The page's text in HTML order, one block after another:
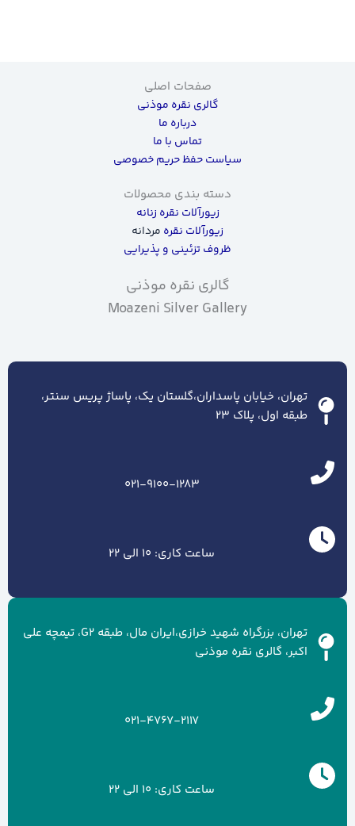
صفحات اصلی
گالری نقره موذنی
درباره ما
تماس با ما
سیاست حفظ حریم خصوصی
دسته بندی محصولات
زیورآلات نقره زنانه
زیورآلات نقره مردانه
ظروف تزئینی و پذیرایی
گالری نقره موذنی
Moazeni Silver Gallery
تهران، خیابان پاسداران،گلستان یک، پاساژ پریس سنتر،
طبقه اول، پلاک ۲۳
021-9100-1283
ساعت کاری: 10 الی 22
تهران، بزرگراه شهید خرازی،ایران مال، طبقه G2، تیمچه علی
اکبر، گالری نقره موذنی
021-4767-2117
ساعت کاری: 10 الی 22